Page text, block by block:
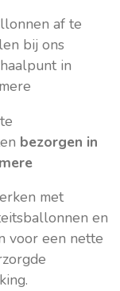
af te
bij ons
in
bezorgen in
met
en
voor een nette